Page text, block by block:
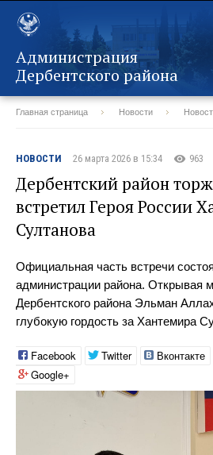
Администрация
Дербентского района
Главная страница Новости
НОВОСТИ 26 марта 2026 в 15:34 963
Дербентский район
встретил Героя России
Султанова
Официальная часть встречи
администрации района. Открывая
Дербентского района Эльман
глубокую гордость за Хантемира
Facebook Twitter Вконтакте
Google+